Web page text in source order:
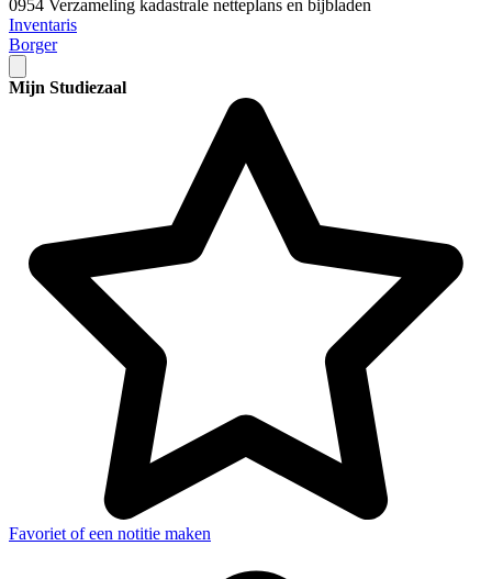
0954 Verzameling kadastrale netteplans en bijbladen
Inventaris
Borger
Mijn Studiezaal
Favoriet of een notitie maken